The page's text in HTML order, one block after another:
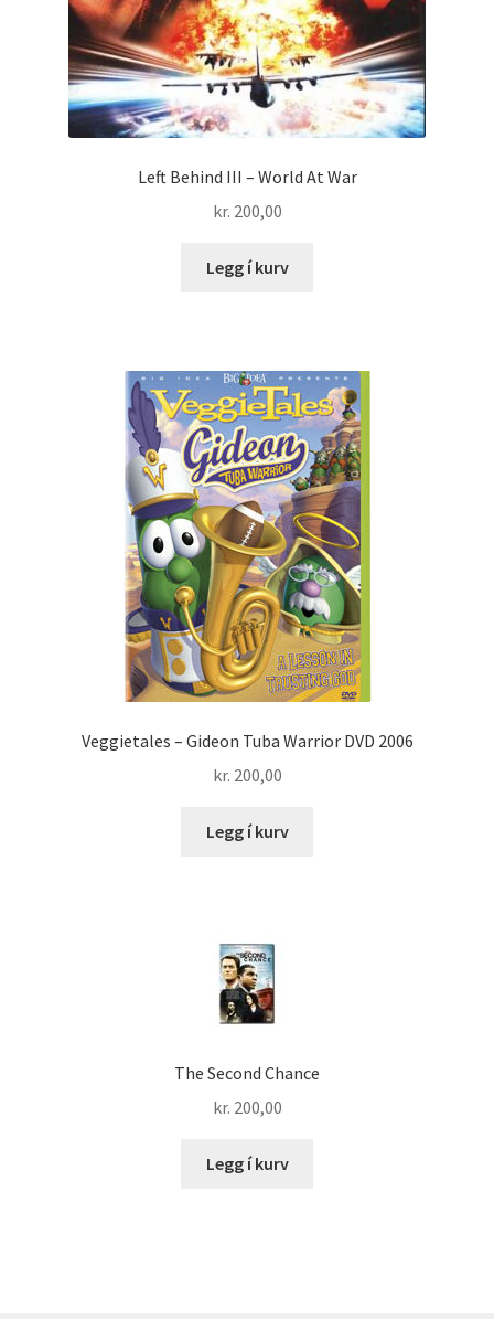
Left Behind III – World At War
kr. 200,00
Legg í kurv
Veggietales – Gideon Tuba Warrior DVD 2006
kr. 200,00
Legg í kurv
The Second Chance
kr. 200,00
Legg í kurv